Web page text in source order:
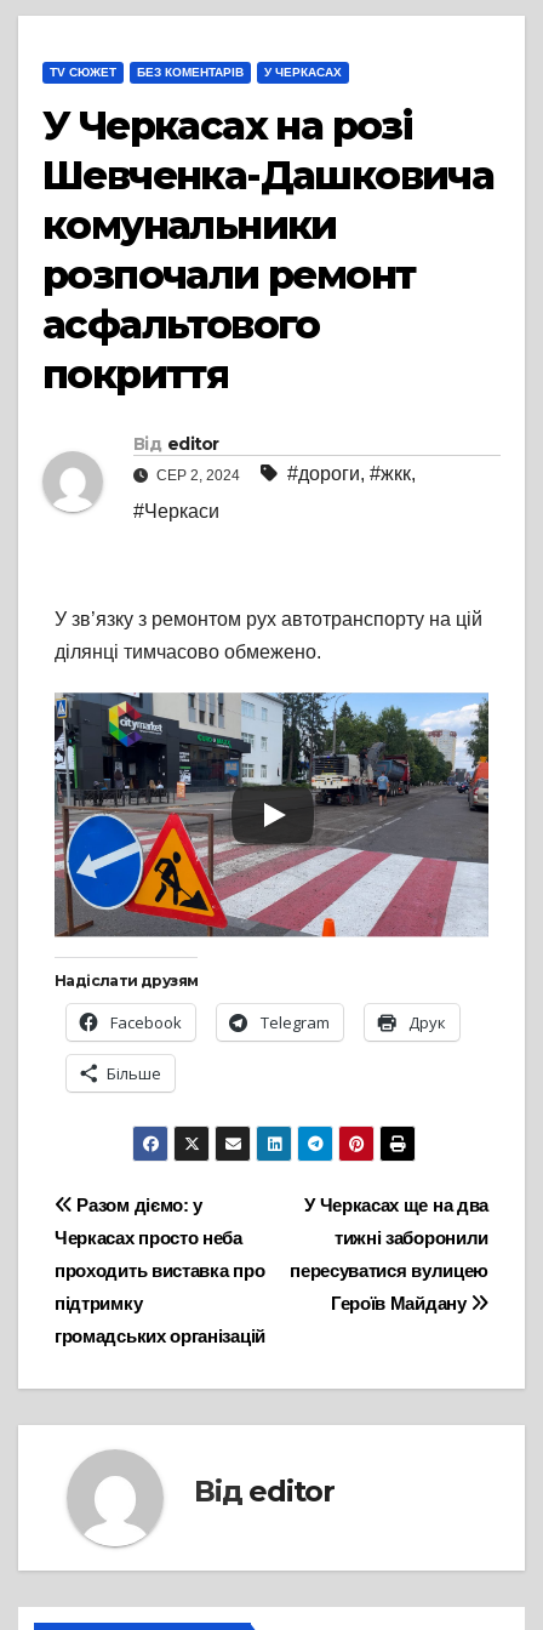
TV СЮЖЕТ БЕЗ КОМЕНТАРІВ У ЧЕРКАСАХ
У Черкасах на розі
Шевченка-Дашковича
комунальники
розпочали ремонт
асфальтового
покриття
Від editor
СЕР 2, 2024 #дороги, #жкк,
#Черкаси
У зв’язку з ремонтом рух автотранспорту на цій
ділянці тимчасово обмежено.
Надіслати друзям
Facebook Telegram Друк
Більше
Навігація
записів
У Черкасах ще на два
тижні заборонили
пересуватися вулицею
Героїв Майдану
Разом діємо: у
Черкасах просто неба
проходить виставка про
підтримку
громадських організацій
Від editor